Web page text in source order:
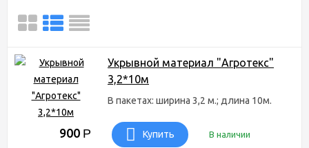
интернет-магазине
Сибгрядки.рф в Краснодаре
В интернет-магазине Сибгрядки.рф вы можете купить
укрывной материал для теплиц и парников белого цвета по
доступным ценам. Мы осуществляем доставку по всей России,
оплату можно произвести любым способом. Для заказа
укрывного материала для теплиц и парников в Краснодаре
свяжитесь с нашими менеджерами по телефону: 8 (800) 234-
Укрывной материал "Агротекс"
3,2*10м
В пакетах: ширина 3,2 м.; длина 10м.
900 Р Купить В наличии